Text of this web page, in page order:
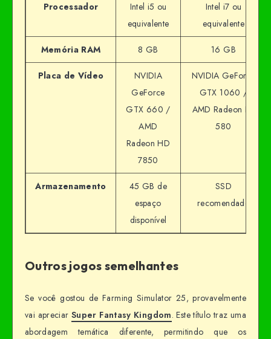
Processador
Intel i5 ou
equivalente
Intel i7 ou
equivalente
Memória RAM 8 GB 16 GB
Placa de Vídeo
NVIDIA
GeForce
GTX 660 /
AMD
Radeon HD
7850
NVIDIA GeForce
GTX 1060 /
AMD Radeon RX
580
Armazenamento
45 GB de
espaço
disponível
SSD
recomendado
Outros jogos semelhantes
Se você gostou de Farming Simulator 25, provavelmente
vai apreciar Super Fantasy Kingdom. Este título traz uma
abordagem temática diferente, permitindo que os